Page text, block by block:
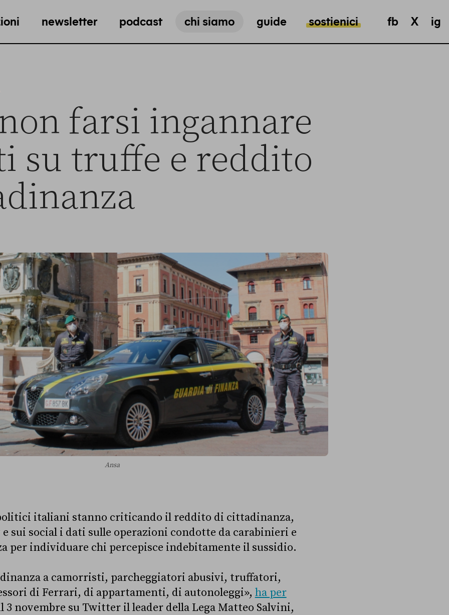
newsletter podcast chi siamo guide sostienici fb X ig
farsi ingannare
su truffe e reddito
Ansa
italiani stanno criticando il reddito di cittadinanza,
sui social i dati sulle operazioni condotte da carabinieri e
per individuare chi percepisce indebitamente il sussidio.
a camorristi, parcheggiatori abusivi, truffatori,
di Ferrari, di appartamenti, di autonoleggi», ha per
3 novembre su Twitter il leader della Lega Matteo Salvini,